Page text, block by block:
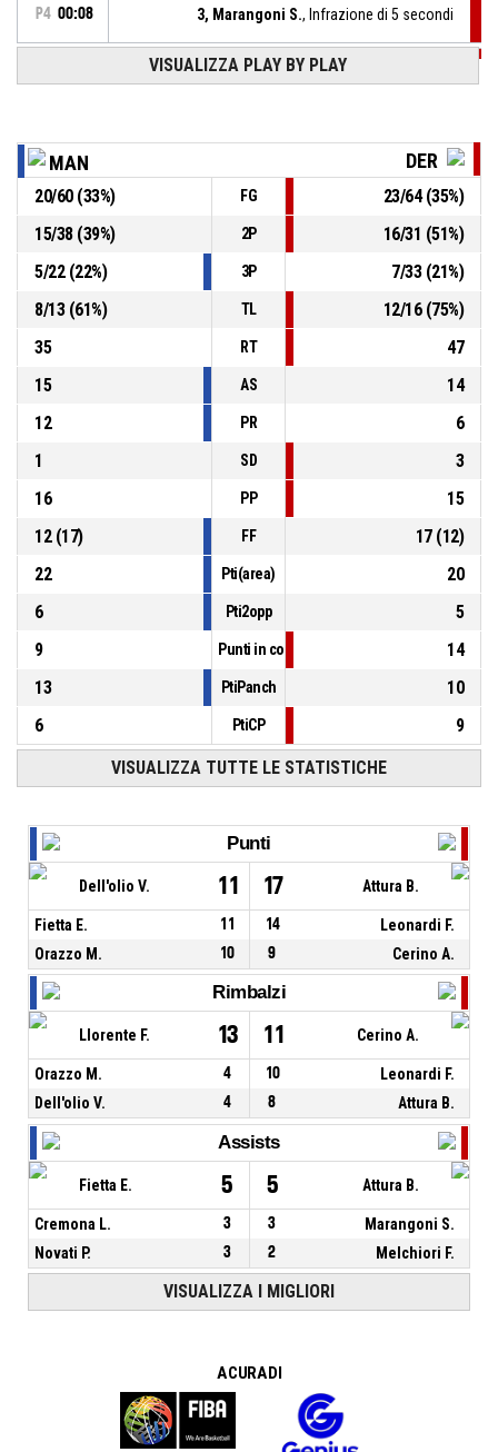
P4 00:08 3, Marangoni S., Infrazione di 5 secondi
3, Marangoni S., Rimbalzo difensivo
4, Llorente F. , 2 Punti - Tiro in sospensione sbagliato P4 00:34
44, Orazzo M. , Rimbalzo difensivo P4 00:42
VISUALIZZA PLAY BY PLAY
MAN DER
20/60(33%) FG 23/64(35%)
15/38(39%) 2P 16/31 (51%)
5/22(22%) 3P 7/33(21%)
8/13(61%) TL 12/16(75%)
35
RT
47
15
AS
14
12
PR
6
1
SD
3
16
PP
15
12(17) FF 17(12)
22
Pti(area)
20
6
Pti2opp
5
9
Punti in contropiede
14
13
PtiPanch
10
6
PtiCP 9
VISUALIZZA TUTTE LE STATISTICHE
Punti
Dell'olio V. 11 17 Attura B.
Fietta E. 11 14
Leonardi F.
Orazzo M.
10 9 Cerino A.
Rimbalzi
Llorente F. 13 11 Cerino A.
Orazzo M. 4 10
Leonardi F.
Dell'olio V.
4 8 Attura B.
Assists
Fietta E. 5 5 Attura B.
Cremona L. 3 3
Marangoni S.
Novati P.
3 2 Melchiori F.
VISUALIZZA I MIGLIORI
A CURA DI